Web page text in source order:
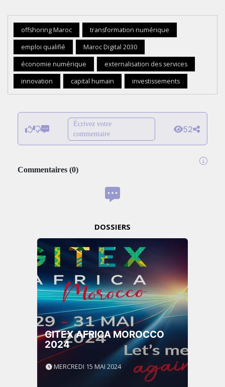
offshoring Maroc
transformation numérique
emploi qualifié
Maroc Digital 2030
économie numérique
externalisation des services
innovation
capital humain investissements
Écrivez votre
commentaire
52
Commentaires (0)
DOSSIERS
GITEX AFRICA MOROCCO
2024
MERCREDI 15 MAI 2024